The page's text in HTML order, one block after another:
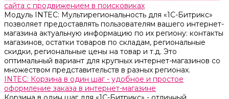
сайта с продвижением в поисковиках
Модуль INTEC: Мультирегиональность для «1С-Битрикс»
позволяет предоставлять пользователям вашего интернет-
магазина актуальную информацию по их региону: контакты
магазинов, остатки товаров по складам, региональные
скидки, региональные цены на товар и т.д. Это
оптимальный вариант для крупных интернет-магазинов со
множеством представительств в разных регионах.
INTEC: Корзина в один шаг - удобное и простое
оформление заказа в интернет-магазине